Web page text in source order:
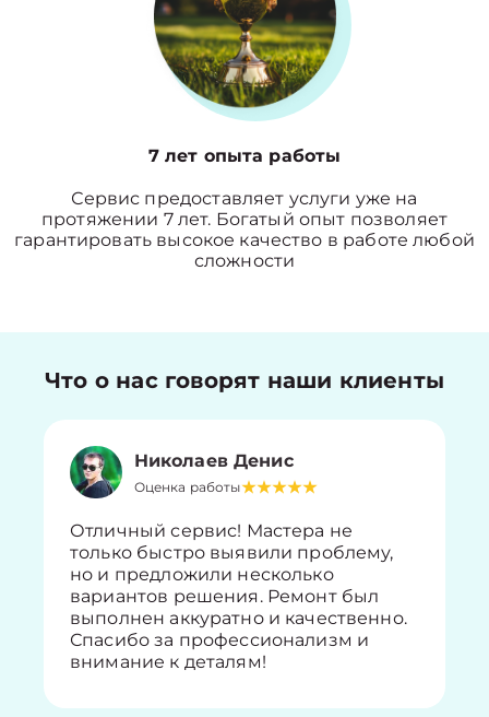
7 лет опыта работы
Сервис предоставляет услуги уже на
протяжении 7 лет. Богатый опыт позволяет
гарантировать высокое качество в работе любой
сложности
Что о нас говорят наши клиенты
Николаев Денис
Оценка работы
Отличный сервис! Мастера не
только быстро выявили проблему,
но и предложили несколько
вариантов решения. Ремонт был
выполнен аккуратно и качественно.
Спасибо за профессионализм и
внимание к деталям!